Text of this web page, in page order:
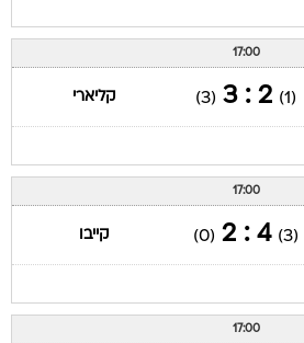
17:00
(1)
2 : 3
(3) קליארי
17:00
(3)
4 : 2
(0) קייבו
17:00